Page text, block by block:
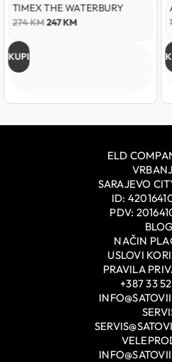
TIMEX THE WATERBURY
274KM247KM
KUPI
ELD
SARAJEVO
ID:
PDV:
BLOG
NAČIN
USLOVI
PRAVILA
+387 33